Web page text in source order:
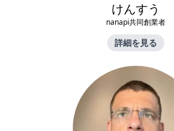
けんすう
nanapi共同創業者
詳細を見る